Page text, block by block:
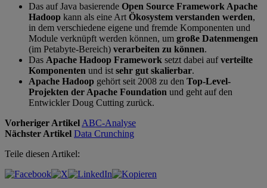
Das auf Java basierende Open Source Framework Apache
Hadoop kann als eine Art Ökosystem verstanden werden,
in dem verschiedene eigene und fremde Komponenten und
Module verknüpft werden können, um große Datenmengen
(im Petabyte-Bereich) verarbeiten zu können.
Das Apache Hadoop Framework setzt dabei aufverteilte
Komponenten und ist sehr gut skalierbar.
Apache Hadoop gehört seit 2008 zu den Top-Level-
Projekten der Apache Foundation und geht auf den
Entwickler Doug Cutting zurück.
Vorheriger Artikel ABC-Analyse
Nächster Artikel Data Crunching
Teile diesen Artikel: